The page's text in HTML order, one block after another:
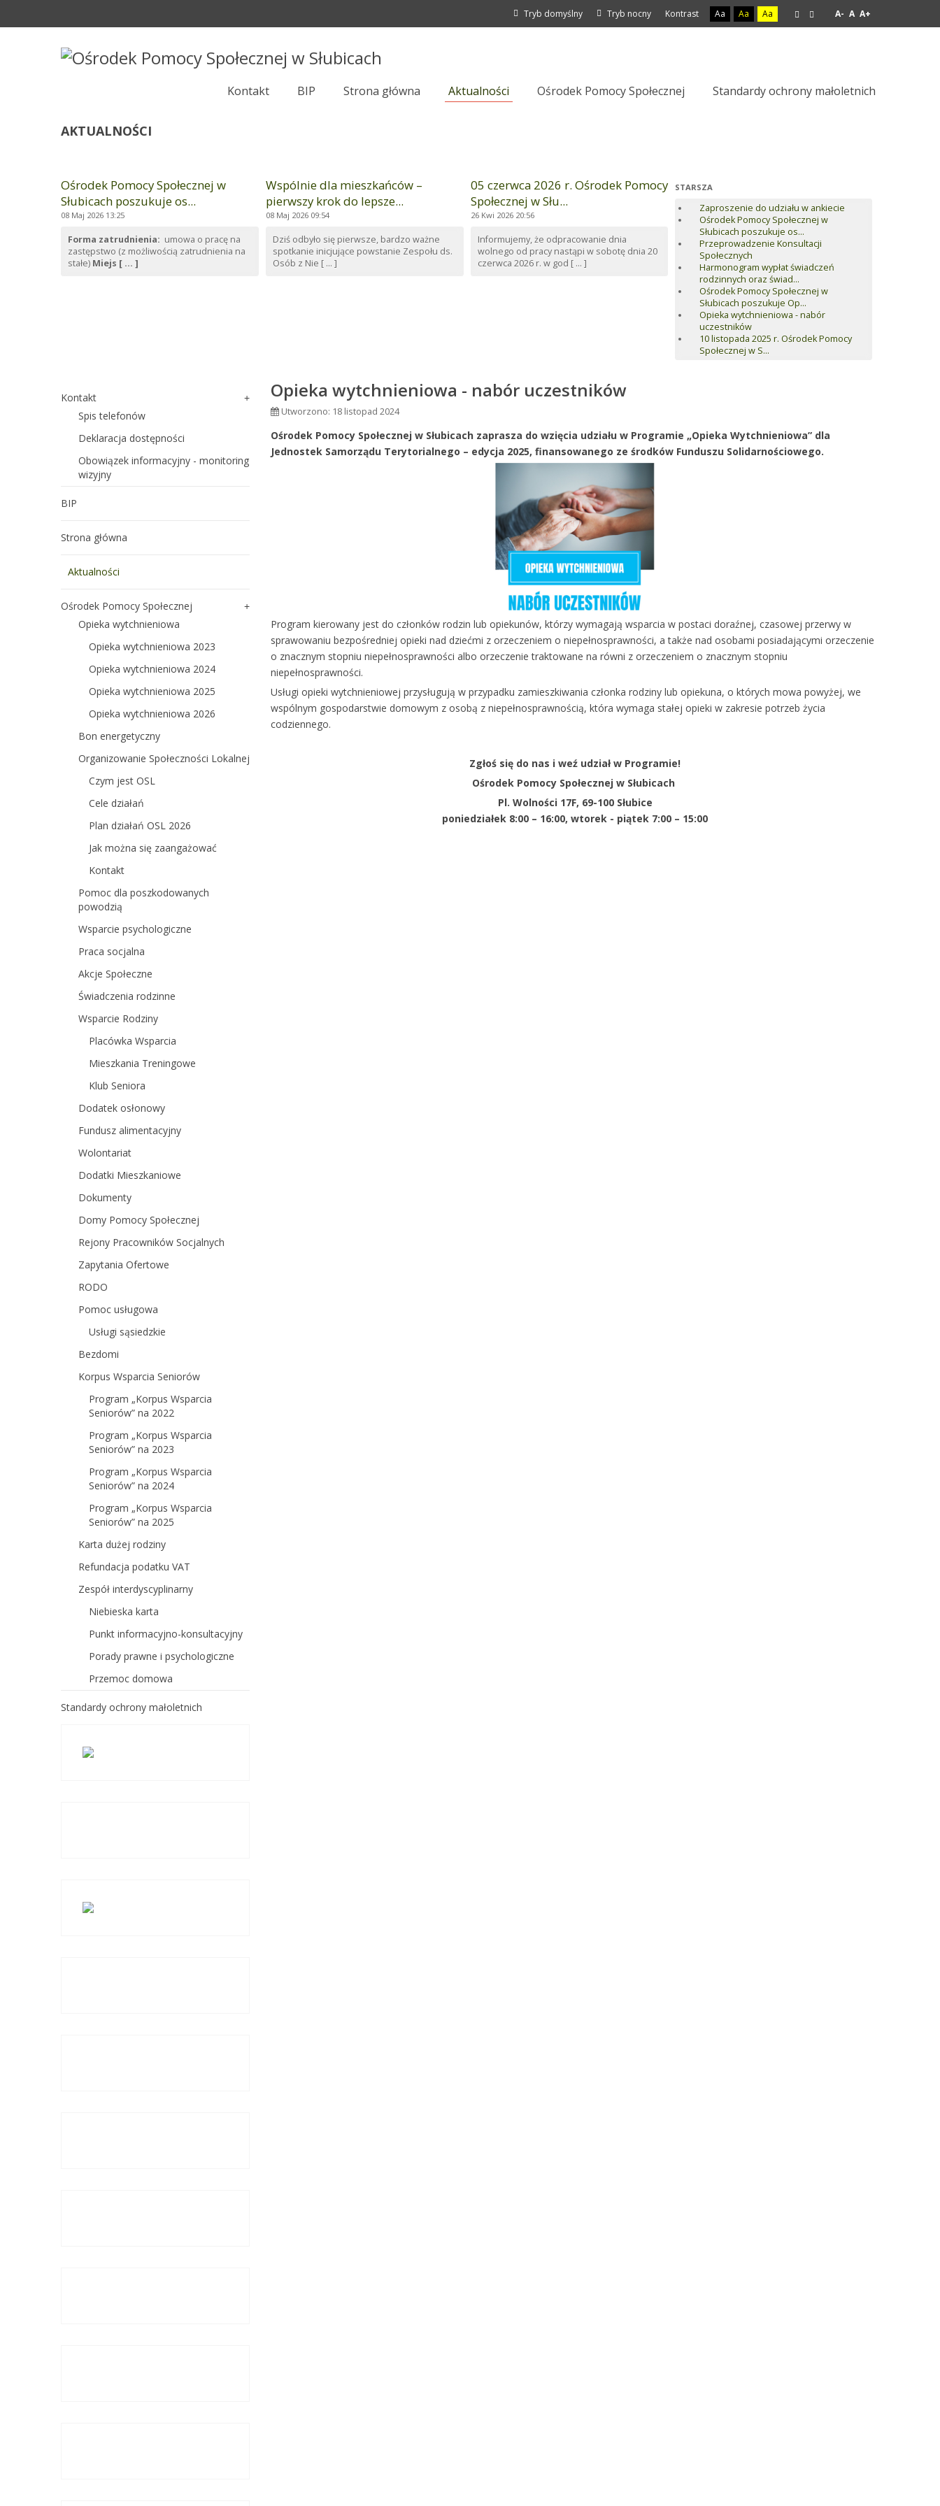
Tryb domyślny Tryb nocny Kontrast Aa Aa Aa A- A A+
Kontakt BIP Strona główna Aktualności Ośrodek Pomocy Społecznej Standardy ochrony małoletnich
AKTUALNOŚCI
Ośrodek Pomocy Społecznej w
Słubicach poszukuje os...
08 Maj 2026 13:25
Forma zatrudnienia: umowa o pracę na
zastępstwo (z możliwością zatrudnienia na
stałe) Miejs [ ... ]
Wspólnie dla mieszkańców –
pierwszy krok do lepsze...
08 Maj 2026 09:54
Dziś odbyło się pierwsze, bardzo ważne
spotkanie inicjujące powstanie Zespołu ds.
Osób z Nie [ ... ]
05 czerwca 2026 r. Ośrodek Pomocy
Społecznej w Słu...
26 Kwi 2026 20:56
Informujemy, że odpracowanie dnia
wolnego od pracy nastąpi w sobotę dnia 20
czerwca 2026 r. w god [ ... ]
STARSZA
Zaproszenie do udziału w ankiecie
Ośrodek Pomocy Społecznej w
Słubicach poszukuje os...
Przeprowadzenie Konsultacji
Społecznych
Harmonogram wypłat świadczeń
rodzinnych oraz świad...
Ośrodek Pomocy Społecznej w
Słubicach poszukuje Op...
Opieka wytchnieniowa - nabór
uczestników
10 listopada 2025 r. Ośrodek Pomocy
Społecznej w S...
Opieka wytchnieniowa - nabór uczestników
Utworzono: 18 listopad 2024
Ośrodek Pomocy Społecznej w Słubicach zaprasza do wzięcia udziału w Programie „Opieka Wytchnieniowa” dla
Jednostek Samorządu Terytorialnego – edycja 2025, finansowanego ze środków Funduszu Solidarnościowego.
Program kierowany jest do członków rodzin lub opiekunów, którzy wymagają wsparcia w postaci doraźnej, czasowej przerwy w
sprawowaniu bezpośredniej opieki nad dziećmi z orzeczeniem o niepełnosprawności, a także nad osobami posiadającymi orzeczenie
o znacznym stopniu niepełnosprawności albo orzeczenie traktowane na równi z orzeczeniem o znacznym stopniu
niepełnosprawności.
Usługi opieki wytchnieniowej przysługują w przypadku zamieszkiwania członka rodziny lub opiekuna, o których mowa powyżej, we
wspólnym gospodarstwie domowym z osobą z niepełnosprawnością, która wymaga stałej opieki w zakresie potrzeb życia
codziennego.
Zgłoś się do nas i weź udział w Programie!
Ośrodek Pomocy Społecznej w Słubicach
Pl. Wolności 17F, 69-100 Słubice
poniedziałek 8:00 – 16:00, wtorek - piątek 7:00 – 15:00
Kontakt
Spis telefonów
Deklaracja dostępności
Obowiązek informacyjny - monitoring
wizyjny
BIP
Strona główna
Aktualności
Ośrodek Pomocy Społecznej
Opieka wytchnieniowa
Opieka wytchnieniowa 2023
Opieka wytchnieniowa 2024
Opieka wytchnieniowa 2025
Opieka wytchnieniowa 2026
Bon energetyczny
Organizowanie Społeczności Lokalnej
Czym jest OSL
Cele działań
Plan działań OSL 2026
Jak można się zaangażować
Kontakt
Pomoc dla poszkodowanych
powodzią
Wsparcie psychologiczne
Praca socjalna
Akcje Społeczne
Świadczenia rodzinne
Wsparcie Rodziny
Placówka Wsparcia
Mieszkania Treningowe
Klub Seniora
Dodatek osłonowy
Fundusz alimentacyjny
Wolontariat
Dodatki Mieszkaniowe
Dokumenty
Domy Pomocy Społecznej
Rejony Pracowników Socjalnych
Zapytania Ofertowe
RODO
Pomoc usługowa
Usługi sąsiedzkie
Bezdomi
Korpus Wsparcia Seniorów
Program „Korpus Wsparcia
Seniorów” na 2022
Program „Korpus Wsparcia
Seniorów” na 2023
Program „Korpus Wsparcia
Seniorów” na 2024
Program „Korpus Wsparcia
Seniorów” na 2025
Karta dużej rodziny
Refundacja podatku VAT
Zespół interdyscyplinarny
Niebieska karta
Punkt informacyjno-konsultacyjny
Porady prawne i psychologiczne
Przemoc domowa
Standardy ochrony małoletnich